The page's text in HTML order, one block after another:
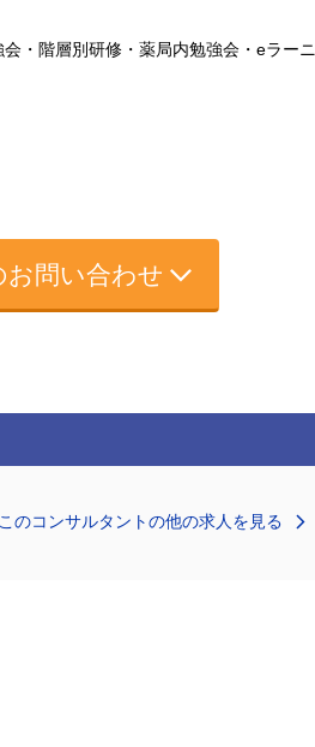
・階層別研修・薬局内勉強会・eラーニ
お問い合わせ
このコンサルタントの他の求人を見る